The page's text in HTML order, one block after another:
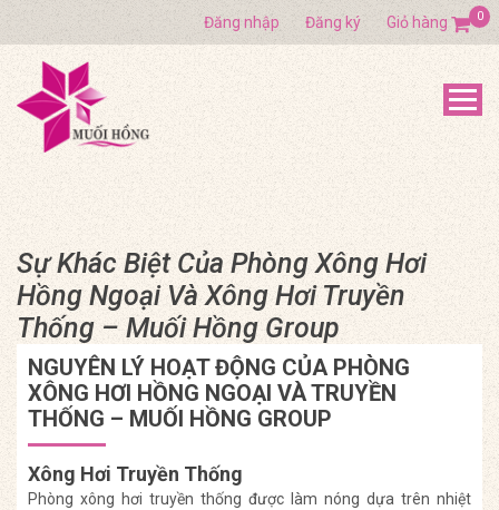
Đăng nhập Đăng ký Giỏ hàng 0
Sự Khác Biệt Của Phòng Xông Hơi
Hồng Ngoại Và Xông Hơi Truyền
Thống – Muối Hồng Group
NGUYÊN LÝ HOẠT ĐỘNG CỦA PHÒNG
XÔNG HƠI HỒNG NGOẠI VÀ TRUYỀN
THỐNG – MUỐI HỒNG GROUP
Xông Hơi Truyền Thống
Phòng xông hơi truyền thống được làm nóng dựa trên nhiệt